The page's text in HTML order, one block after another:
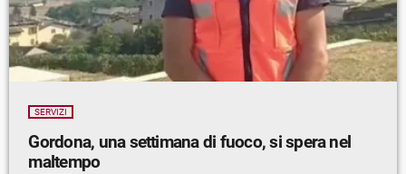
SERVIZI
Gordona, una settimana di fuoco, si spera nel
maltempo